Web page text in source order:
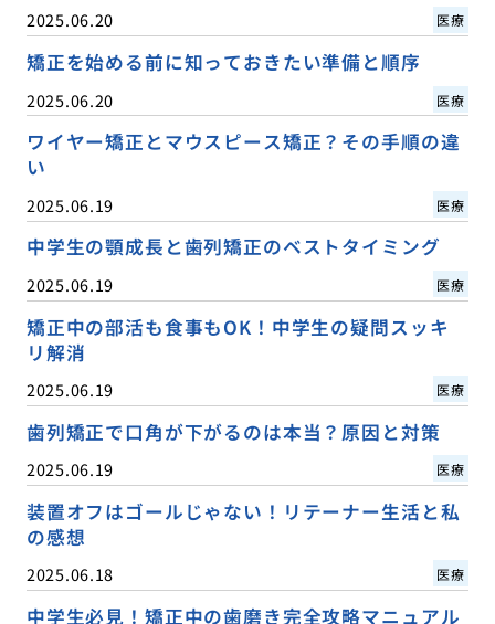
2025.06.20 医療
矯正を始める前に知っておきたい準備と順序
2025.06.20 医療
ワイヤー矯正とマウスピース矯正？その手順の違
い
2025.06.19 医療
中学生の顎成長と歯列矯正のベストタイミング
2025.06.19 医療
矯正中の部活も食事もOK！中学生の疑問スッキ
リ解消
2025.06.19 医療
歯列矯正で口角が下がるのは本当？原因と対策
2025.06.19 医療
装置オフはゴールじゃない！リテーナー生活と私
の感想
2025.06.18 医療
中学生必見！矯正中の歯磨き完全攻略マニュアル